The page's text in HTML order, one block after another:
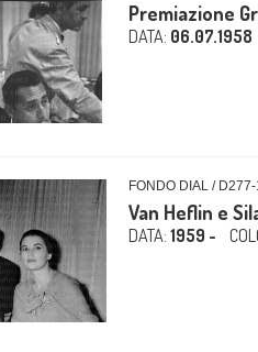
Premiazione
DATA: 06.07.1958
FONDO DIAL /
Van Heflin e
DATA: 1959 -